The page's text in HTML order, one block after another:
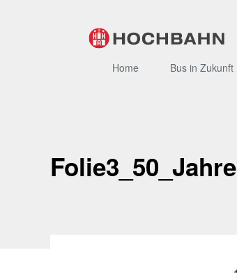
Home Bus in Zukunft
Folie3_50_Jahre